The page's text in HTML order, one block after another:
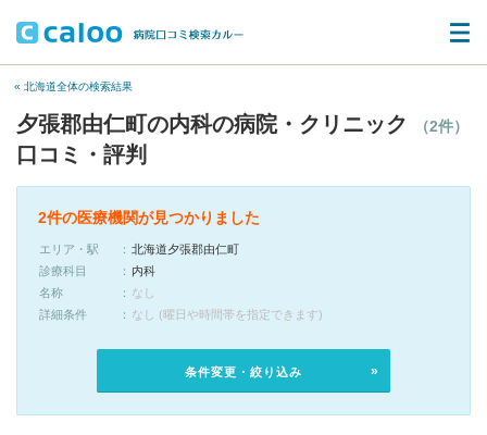
« 北海道全体の検索結果
夕張郡由仁町の内科の病院・クリニック （2件）
口コミ・評判
2件の医療機関が見つかりました
エリア・駅
北海道夕張郡由仁町
診療科目
内科
名称
なし
詳細条件
なし (曜日や時間帯を指定できます)
条件変更・絞り込み